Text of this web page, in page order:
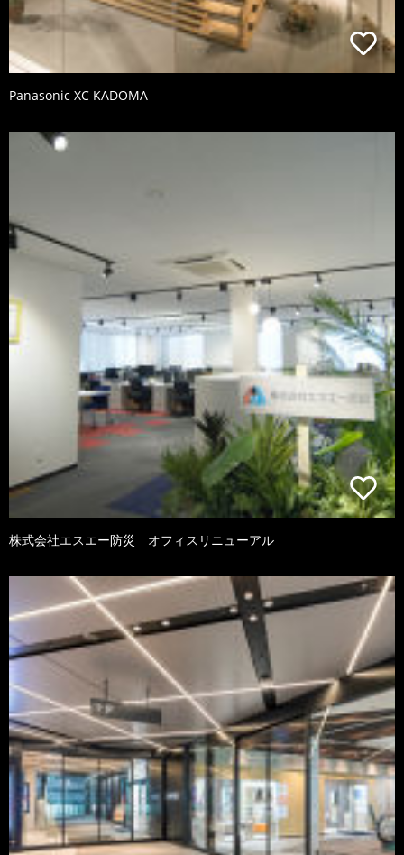
Panasonic XC KADOMA
株式会社エスエー防災 オフィスリニューアル